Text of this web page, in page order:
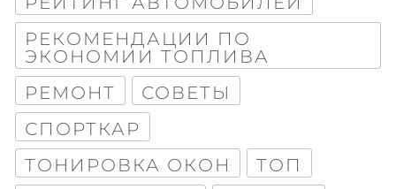
РЕКОМЕНДАЦИИ ПО
ЭКОНОМИИ ТОПЛИВА
РЕМОНТ
СОВЕТЫ
СПОРТКАР
ТОНИРОВКА ОКОН
ТОП